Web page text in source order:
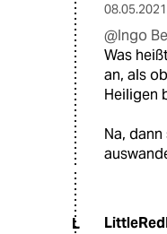
08.05.2021
@Ingo
Was
an, als
Heiligen
Na,
L